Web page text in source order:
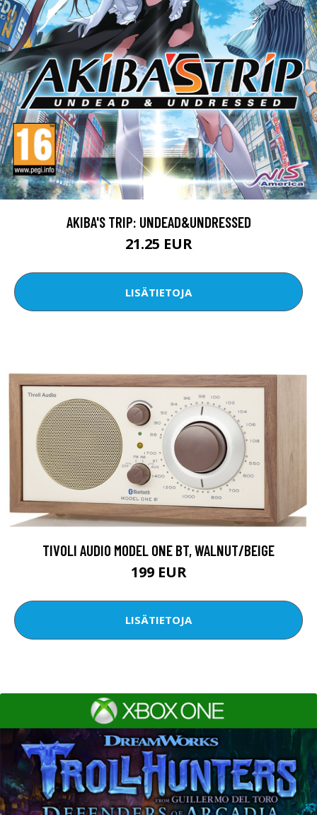
AKIBA'S TRIP: UNDEAD&UNDRESSED
21.25 EUR
LISÄTIETOJA
TIVOLI AUDIO MODEL ONE BT, WALNUT/BEIGE
199 EUR
LISÄTIETOJA